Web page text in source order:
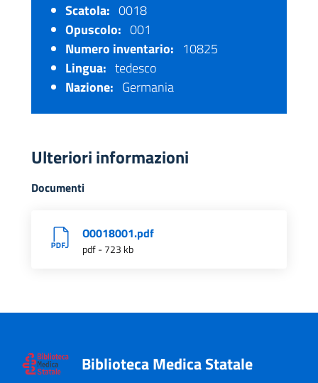
Scatola: 0018
Opuscolo: 001
Numero inventario: 10825
Lingua: tedesco
Nazione: Germania
Ulteriori informazioni
Documenti
O0018001.pdf
pdf - 723 kb
Biblioteca Medica Statale